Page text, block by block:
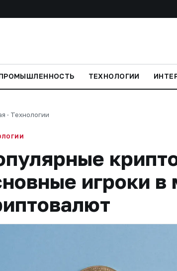
ТЕХНОЛОГИИ
· Технологии
игроки в